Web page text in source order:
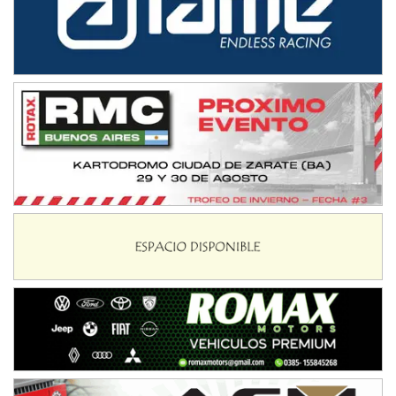
08/09-AGO
IAME SERIES ARGENTINA 6
Baradero (Buenos Aires)
KDO - F6
Ciudad de Trenque Lauquen (Asfalto)
Trenque Lauquen (Buenos Aires)
ENTRERRIANO - F6 (POSTERGADA)
Villaguay (Entre Ríos)
PATAGONICO - F6
Moto Club Reginense (Tierra)
Gral. E. Godoy (Río Negro)
CSK - F7
Juventud Unida (Tierra)